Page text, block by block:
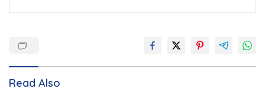
Read Also